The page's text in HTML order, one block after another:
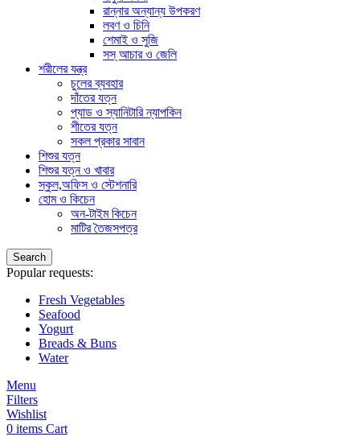
রান্নার অন্যান্য উপকরণ
লবণ ও চিনি
শেমাই ও সুজি
সস্ আচার ও জেলি
শরীলের যন্ত্র
চুলের ব্যবহার
দাঁতের যত্ন
প্যাড ও স্যানিটারি ন্যাপকিন
শীতের যত্ন
সকল প্রকার সাবান
শিশুর যত্ন
শিশুর যত্ন ও খাবার
স্কুল,অফিস ও স্টেশনারি
হোম ও কিচেন
অন-টাইম কিচেন
মাটির তৈজসপত্র
Search
Popular requests:
Fresh Vegetables
Seafood
Yogurt
Breads & Buns
Water
Menu
Filters
Wishlist
0 items Cart